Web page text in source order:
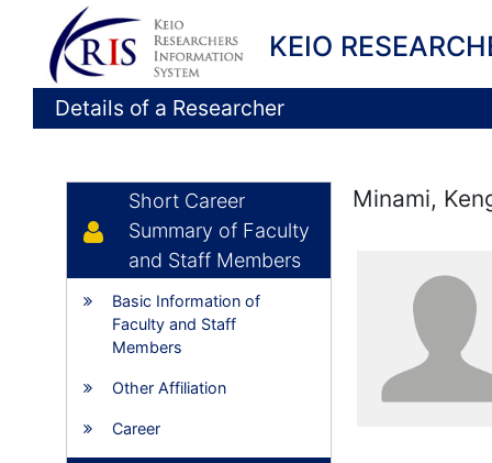
KEIO
Details of a Researcher
Short Career
Summary of Faculty
and Staff Members
Basic Information of
Faculty and Staff
Members
Other Affiliation
Career
Minami,